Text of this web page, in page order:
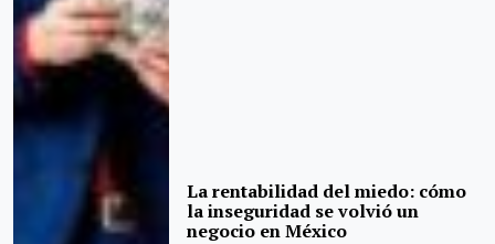
La rentabilidad del miedo: cómo
la inseguridad se volvió un
negocio en México